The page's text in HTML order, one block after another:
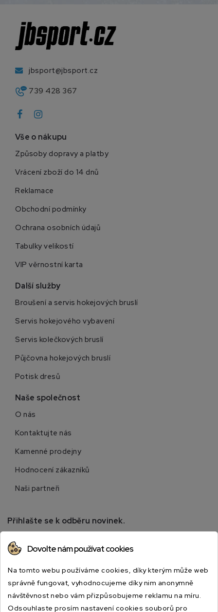
jbsport@jbsport.cz
739 428 367
Vše o nákupu
Způsoby dopravy a platby
Vrácení zboží do 14 dnů
Reklamace
Obchodní podmínky
Ochrana osobních údajů
Tabulky velikostí
VIP věrnostní karta
Další služby
Broušení a servis hokejových bruslí
Servis hokejového vybavení
Servis kolečkových bruslí
Půjčovna hokejových bruslí
Potisk dresů
Naše společnost
O nás
Kontaktujte nás
Kamenné prodejny
Hodnocení zákazníků
Naši partneři
Přihlašte se k odběru novinek.
speciálních slevách.
Dovolte nám používat cookies
Na tomto webu používáme cookies, díky kterým může web
správně fungovat, vyhodnocujeme díky nim anonymně
návštěvnost nebo vám přizpůsobujeme reklamu na míru.
Odsouhlaste prosím nastavení cookies souborů pro